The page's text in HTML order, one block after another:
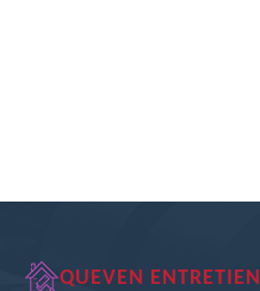
QUEVEN ENTRETIEN